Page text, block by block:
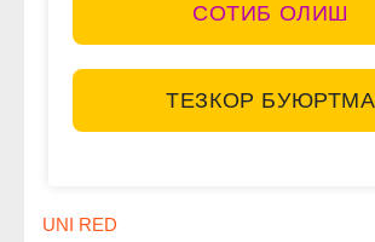
СОТИБ ОЛИШ
ТЕЗКОР БУЮРТМА
UNI RED